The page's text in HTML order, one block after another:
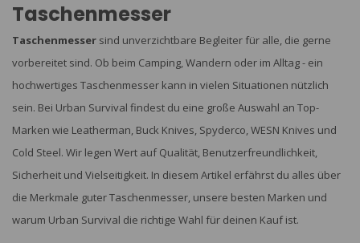
Taschenmesser
Taschenmesser sind unverzichtbare Begleiter für alle, die gerne
vorbereitet sind. Ob beim Camping, Wandern oder im Alltag - ein
hochwertiges Taschenmesser kann in vielen Situationen nützlich
sein. Bei Urban Survival findest du eine große Auswahl an Top-
Marken wie Leatherman, Buck Knives, Spyderco, WESN Knives und
Cold Steel. Wir legen Wert auf Qualität, Benutzerfreundlichkeit,
Sicherheit und Vielseitigkeit. In diesem Artikel erfährst du alles über
die Merkmale guter Taschenmesser, unsere besten Marken und
warum Urban Survival die richtige Wahl für deinen Kauf ist.